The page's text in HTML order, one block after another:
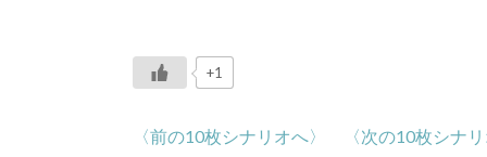
+1
〈前の10枚シナリオへ〉 〈次の10枚シナ